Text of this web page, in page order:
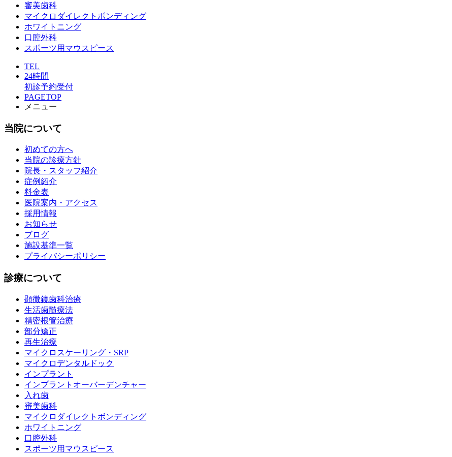
審美歯科
マイクロダイレクトボンディング
ホワイトニング
口腔外科
スポーツ用マウスピース
TEL
24時間
初診予約受付
PAGETOP
メニュー
当院について
初めての方へ
当院の診療方針
院長・スタッフ紹介
症例紹介
料金表
医院案内・アクセス
採用情報
お知らせ
ブログ
施設基準一覧
プライバシーポリシー
診療について
顕微鏡歯科治療
生活歯髄療法
精密根管治療
部分矯正
再生治療
マイクロスケーリング・SRP
マイクロデンタルドック
インプラント
インプラントオーバーデンチャー
入れ歯
審美歯科
マイクロダイレクトボンディング
ホワイトニング
口腔外科
スポーツ用マウスピース